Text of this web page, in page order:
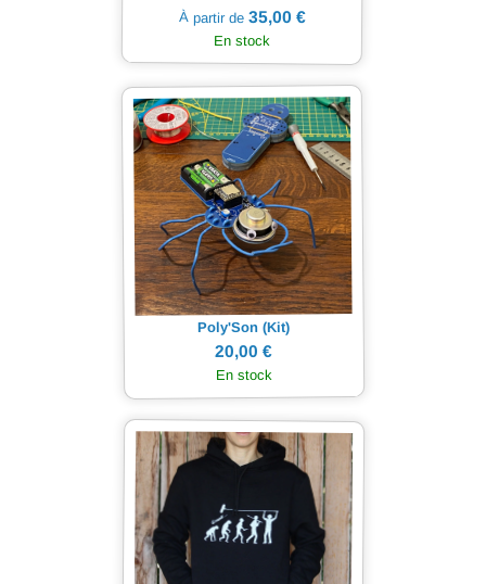
À partir de 35,00 €
En stock
Poly'Son (Kit)
20,00 €
En stock